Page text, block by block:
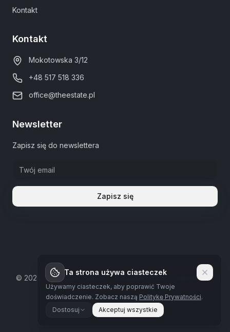
Kontakt
Kontakt
Mokotowska 3/12
+48 517 518 336
office@theestate.pl
Newsletter
Zapisz się do newslettera
Zapisz się
© 2026 The Estate Warsaw.Wszystkie prawa zastrzeżone
Polityka prywatności
Ta strona używa ciasteczek
Używamy ciasteczek, aby poprawić Twoje
doświadczenie. Zobacz naszą Politykę Prywatności.
Dostosuj
Akceptuj wszystkie